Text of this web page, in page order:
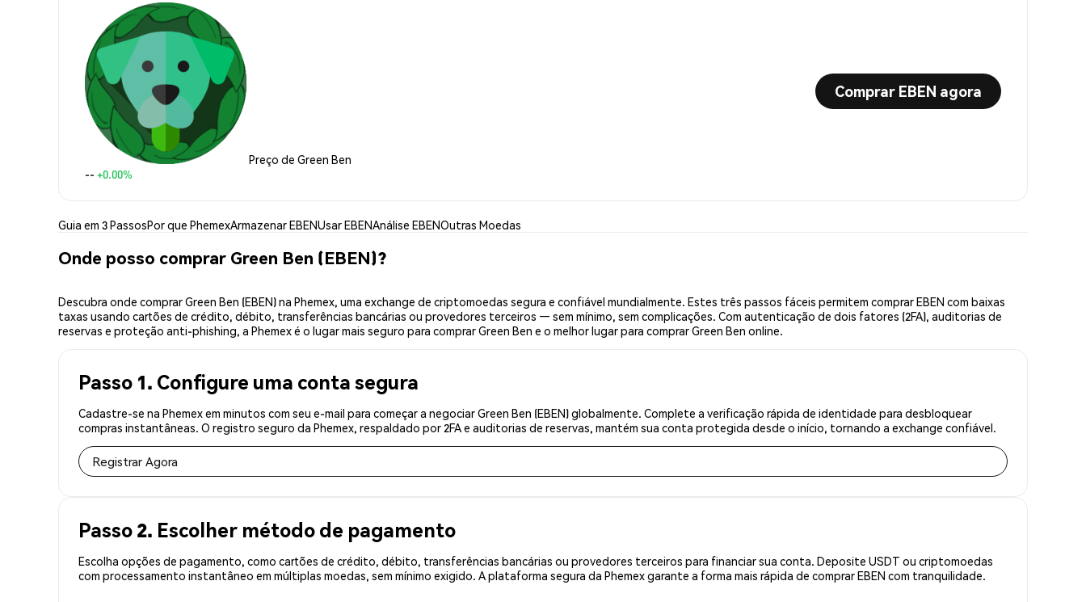
Preço de Green Ben
-- +0.00%
Comprar EBEN agora
Guia em 3 PassosPor que PhemexArmazenar EBENUsar EBENAnálise EBENOutras Moedas
Onde posso comprar Green Ben (EBEN)?
Descubra onde comprar Green Ben (EBEN) na Phemex, uma exchange de criptomoedas segura e confiável mundialmente. Estes três passos fáceis permitem comprar EBEN com baixas
taxas usando cartões de crédito, débito, transferências bancárias ou provedores terceiros — sem mínimo, sem complicações. Com autenticação de dois fatores (2FA), auditorias de
reservas e proteção anti-phishing, a Phemex é o lugar mais seguro para comprar Green Ben e o melhor lugar para comprar Green Ben online.
Passo 1. Configure uma conta segura
Cadastre-se na Phemex em minutos com seu e-mail para começar a negociar Green Ben (EBEN) globalmente. Complete a verificação rápida de identidade para desbloquear
compras instantâneas. O registro seguro da Phemex, respaldado por 2FA e auditorias de reservas, mantém sua conta protegida desde o início, tornando a exchange confiável.
Registrar Agora
Passo 2. Escolher método de pagamento
Escolha opções de pagamento, como cartões de crédito, débito, transferências bancárias ou provedores terceiros para financiar sua conta. Deposite USDT ou criptomoedas
com processamento instantâneo em múltiplas moedas, sem mínimo exigido. A plataforma segura da Phemex garante a forma mais rápida de comprar EBEN com tranquilidade.